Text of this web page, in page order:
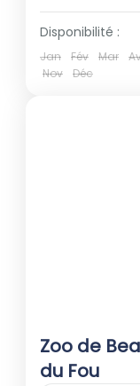
Disponibilité :
Jan Fév Mar
Nov
Déc
Zoo de
du Fou